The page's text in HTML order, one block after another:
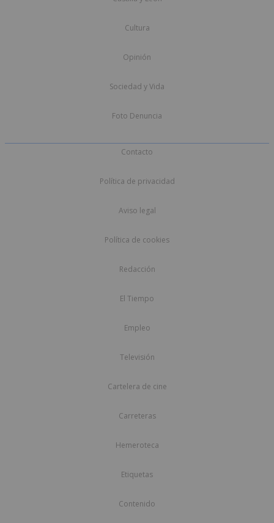
Cultura
Opinión
Sociedad y Vida
Foto Denuncia
Contacto
Política de privacidad
Aviso legal
Política de cookies
Redacción
El Tiempo
Empleo
Televisión
Cartelera de cine
Carreteras
Hemeroteca
Etiquetas
Contenido